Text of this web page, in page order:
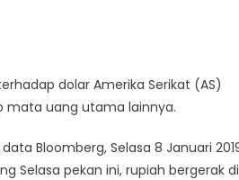
dolar Amerika Serikat (AS)
mata uang utama lainnya.
Bloomberg, Selasa 8 Januari
Selasa pekan ini, rupiah bergerak di